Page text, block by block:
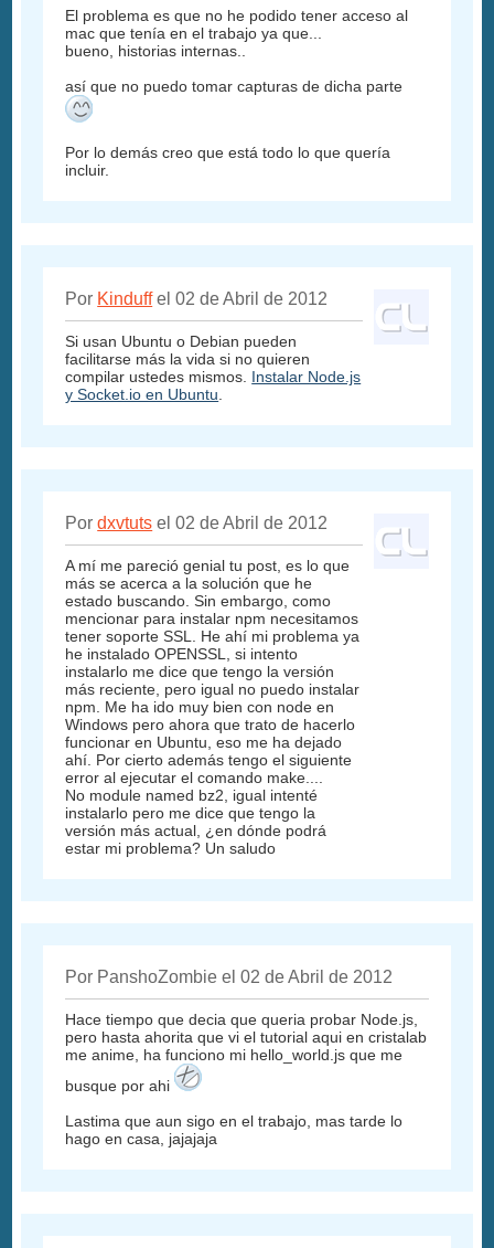
El problema es que no he podido tener acceso al
mac que tenía en el trabajo ya que...
bueno, historias internas..
así que no puedo tomar capturas de dicha parte
Por lo demás creo que está todo lo que quería
incluir.
Por Kinduffel 02 de Abril de 2012
Si usan Ubuntu o Debian pueden
facilitarse más la vida si no quieren
compilar ustedes mismos. Instalar Node.js
y Socket.io en Ubuntu
Pordxvtuts el 02 de Abril de 2012
A mí me pareció genial tu post, es lo que
más se acerca a la solución que he
estado buscando. Sin embargo, como
mencionar para instalar npm necesitamos
tener soporte SSL. He ahí mi problema ya
he instalado OPENSSL, si intento
instalarlo me dice que tengo la versión
más reciente, pero igual no puedo instalar
npm. Me ha ido muy bien con node en
Windows pero ahora que trato de hacerlo
funcionar en Ubuntu, eso me ha dejado
ahí. Por cierto además tengo el siguiente
error al ejecutar el comando make....
No module named bz2, igual intenté
instalarlo pero me dice que tengo la
versión más actual, ¿en dónde podrá
estar mi problema? Un saludo
Por PanshoZombie el 02 de Abril de 2012
Hace tiempo que decia que queria probar Node.js,
pero hasta ahorita que vi el tutorial aqui en cristalab
me anime, ha funciono mi hello_world.js que me
busque por ahi
Lastima que aun sigo en el trabajo, mas tarde lo
hago en casa, jajajaja